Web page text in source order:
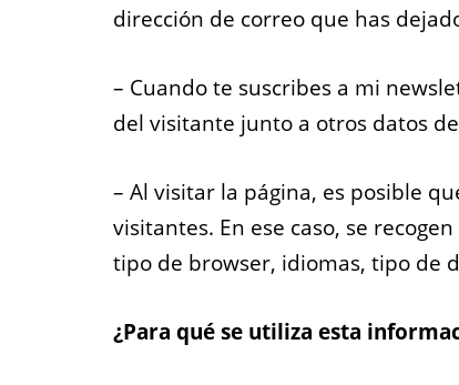
dirección de correo que has
– Cuando te suscribes a mi
del visitante junto a otros datos
– Al visitar la página, es posible
visitantes. En ese caso, se
tipo de browser, idiomas, tipo de
¿Para qué se utiliza esta